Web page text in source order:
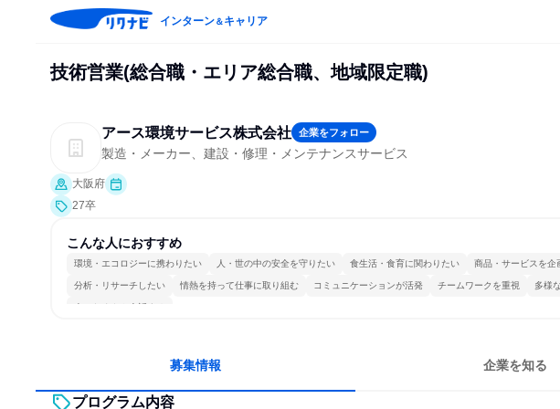
インターン＆キャリア
技術営業(総合職・エリア総合職、地域限定職)
アース環境サービス株式会社 企業をフォロー
製造・メーカー、建設・修理・メンテナンスサービス
大阪府
27卒
こんな人におすすめ
環境・エコロジーに携わりたい 人・世の中の安全を守りたい 食生活・食育に関わりたい 商品・サービスを企
分析・リサーチしたい 情熱を持って仕事に取り組む コミュニケーションが活発 チームワークを重視 多様
人とたくさん会話する
募集情報 企業を知る
プログラム内容